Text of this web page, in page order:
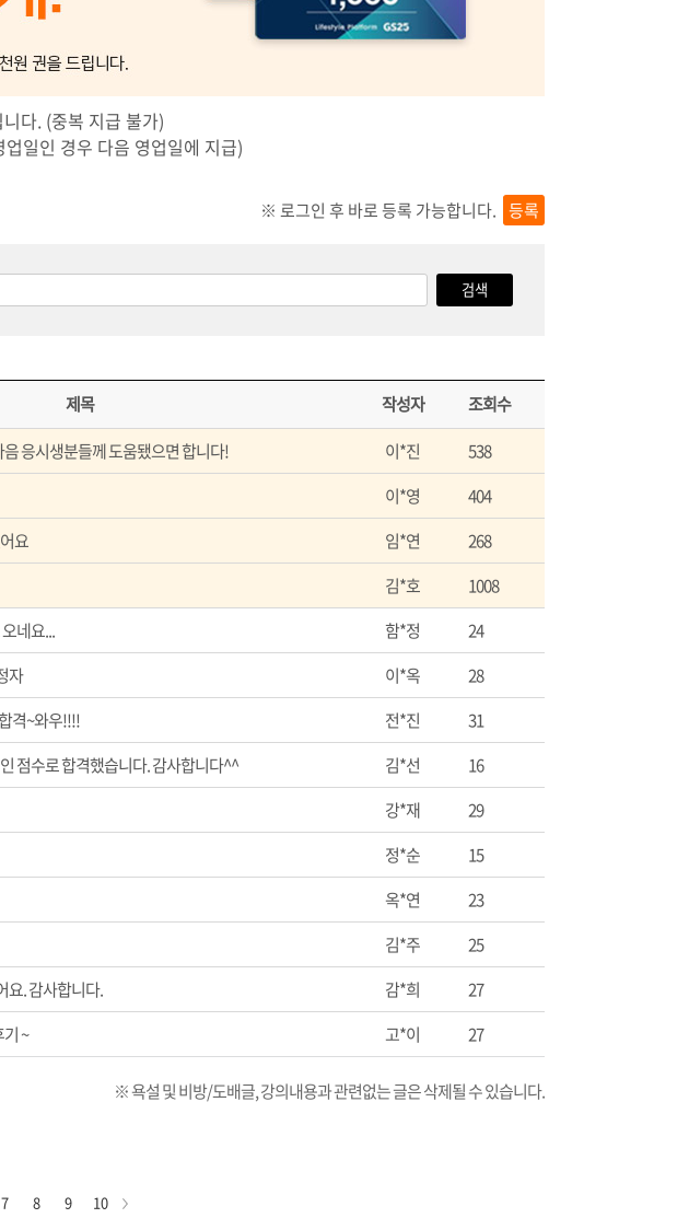
다. (중복 지급 불가)
일인 경우 다음 영업일에 지급)
※ 로그인 후 바로 등록 가능합니다. 등록
제목 작성자 조회수
응시생분들께 도움됐으면 합니다! 이*진 538
이*영 404
요 임*연 268
김*호
1008
네요... 함*정
24
자 이*옥
28
격~와우!!!! 전*진
31
점수로 합격했습니다. 감사합니다^^ 김*선
16
강*재
29
정*순
15
옥*연
23
김*주
25
요. 감사합니다. 감*희
27
~ 고*이 27
※ 욕설 및 비방/도배글, 강의내용과 관련없는 글은 삭제될 수 있습니다.
7 8 9 10